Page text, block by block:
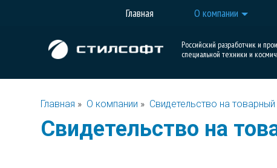
Главная О компании
Российский разработчик и
специальной техники и
Главная » О компании » Свидетельство на
Свидетельство на